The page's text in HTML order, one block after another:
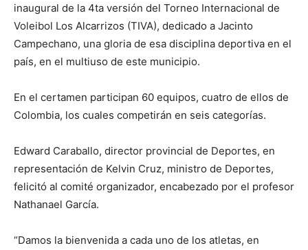
inaugural de la 4ta versión del Torneo Internacional de
Voleibol Los Alcarrizos (TIVA), dedicado a Jacinto
Campechano, una gloria de esa disciplina deportiva en el
país, en el multiuso de este municipio.
En el certamen participan 60 equipos, cuatro de ellos de
Colombia, los cuales competirán en seis categorías.
Edward Caraballo, director provincial de Deportes, en
representación de Kelvin Cruz, ministro de Deportes,
felicitó al comité organizador, encabezado por el profesor
Nathanael García.
“Damos la bienvenida a cada uno de los atletas, en